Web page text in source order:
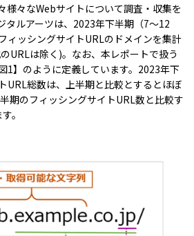
様々なWebサイトについて調査・収集を
タルアーツは、2023年下半期（7～12
ィッシングサイトURLのドメインを集計
URLは除く)。なお、本レポートで扱う
1】のように定義しています。2023年下
URL総数は、上半期と比較とするとほぼ
期のフィッシングサイトURL数と比較す
。